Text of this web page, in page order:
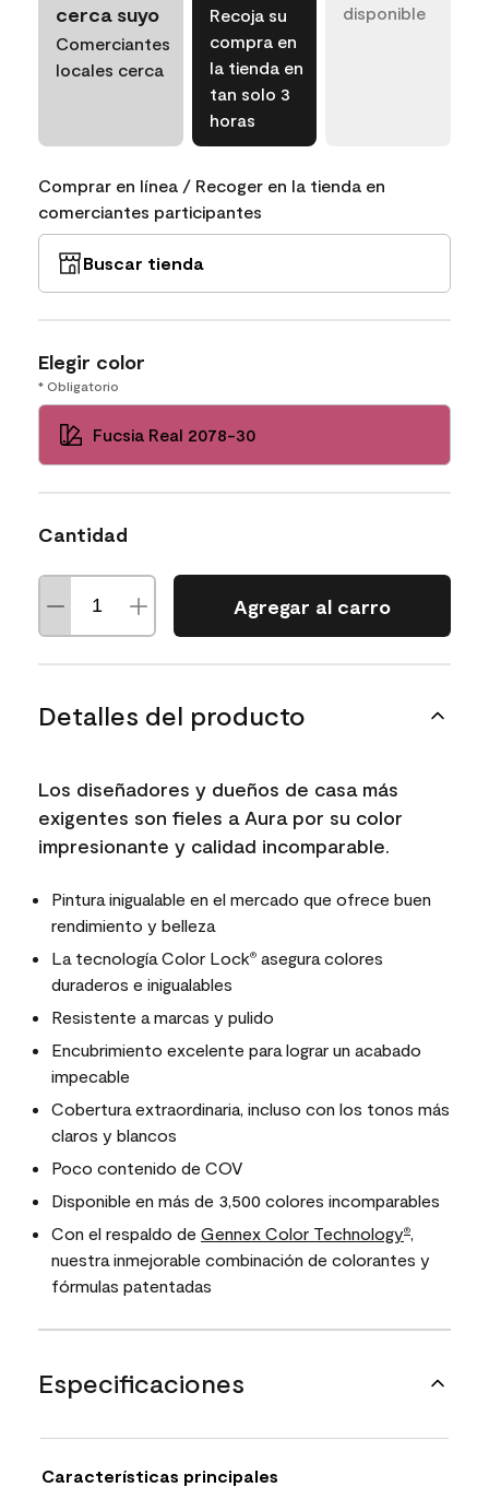
cerca suyo
Comerciantes
locales cerca
Recoja su
compra en
la tienda en
tan solo 3
horas
disponible
Comprar en línea / Recoger en la tienda en
comerciantes participantes
Buscar tienda
Elegir color
* Obligatorio
Fucsia Real 2078-30
Cantidad
Agregar al carro
Detalles del producto
Los diseñadores y dueños de casa más
exigentes son fieles a Aura por su color
impresionante y calidad incomparable.
Pintura inigualable en el mercado que ofrece buen
rendimiento y belleza
La tecnología Color Lock® asegura colores
duraderos e inigualables
Resistente a marcas y pulido
Encubrimiento excelente para lograr un acabado
impecable
Cobertura extraordinaria, incluso con los tonos más
claros y blancos
Poco contenido de COV
Disponible en más de 3,500 colores incomparables
Con el respaldo de Gennex Color Technology®,
nuestra inmejorable combinación de colorantes y
fórmulas patentadas
Especificaciones
Características principales